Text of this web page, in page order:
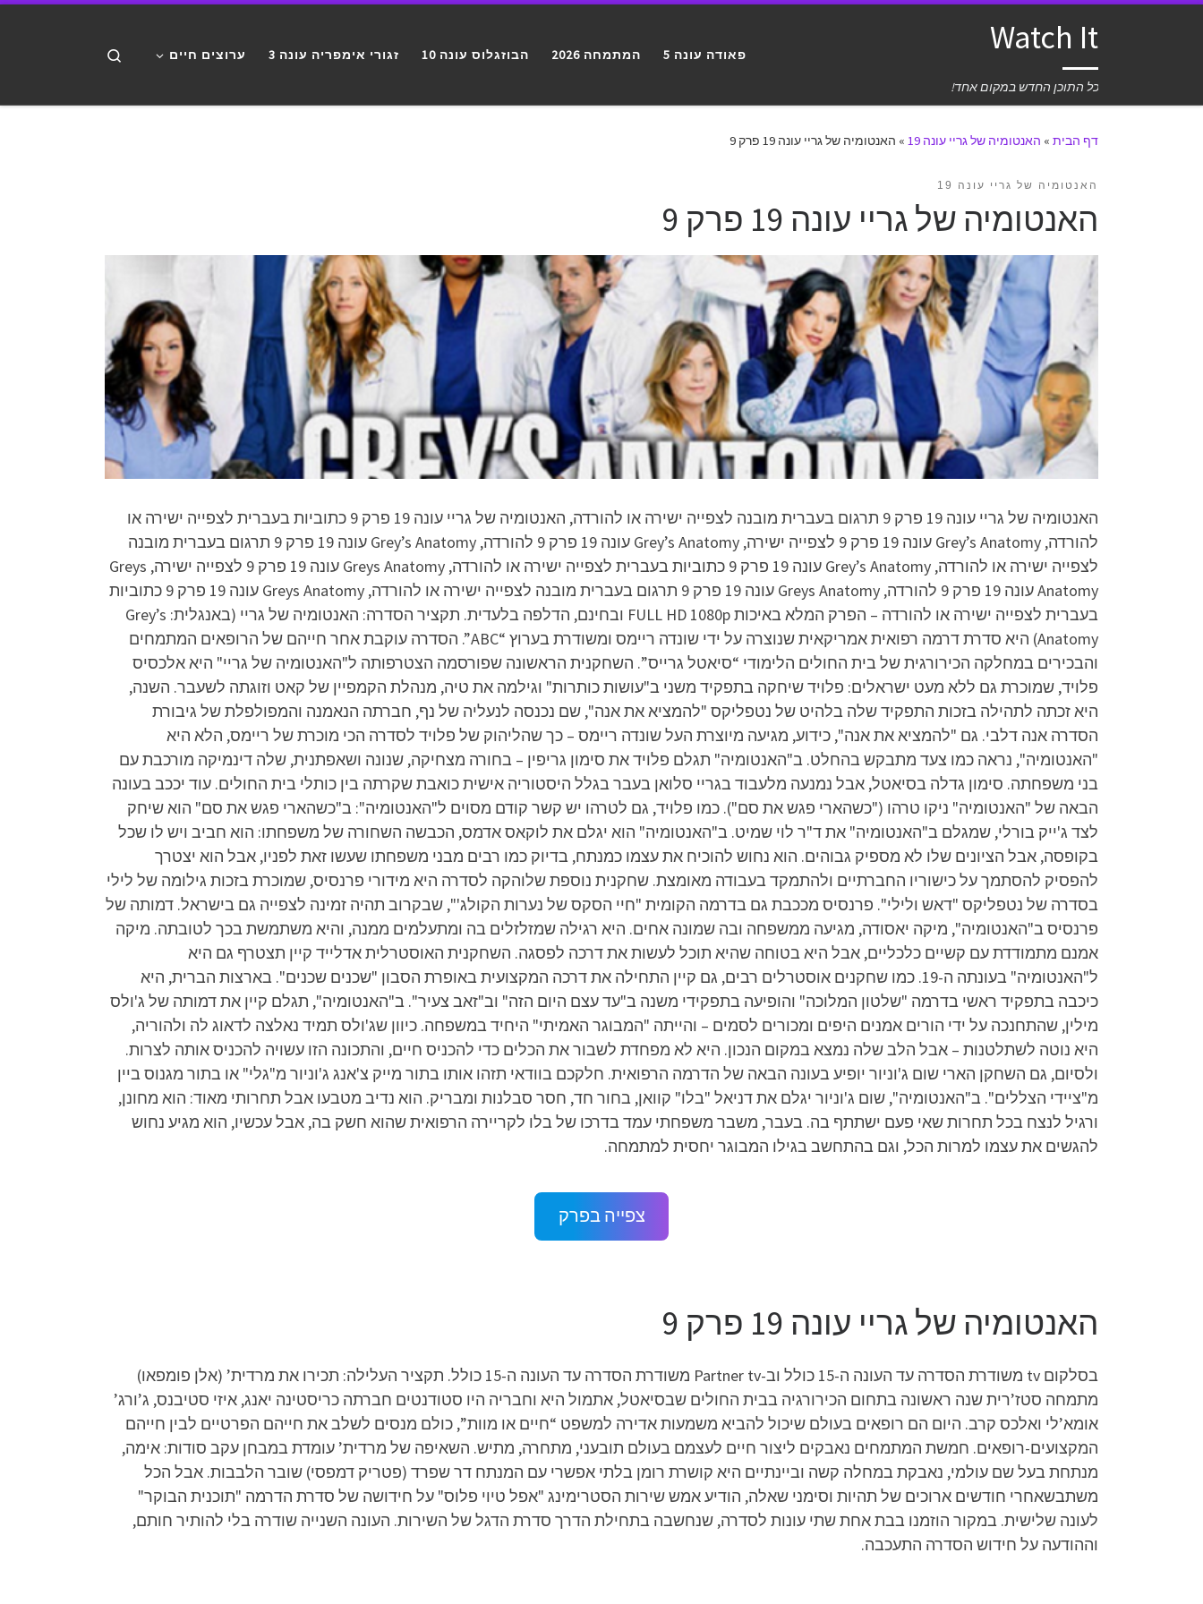
Watch It
כל התוכן החדש במקום אחד!
פאודה עונה 5 המתמחה 2026 הבוזגלוס עונה 10 זגורי אימפריה עונה 3 ערוצים חיים
דף הבית » האנטומיה של גריי עונה 19 » האנטומיה של גריי עונה 19 פרק 9
האנטומיה של גריי עונה 19
האנטומיה של גריי עונה 19 פרק 9
האנטומיה של גריי עונה 19 פרק 9 תרגום בעברית מובנה לצפייה ישירה או להורדה, האנטומיה של גריי עונה 19 פרק 9 כתוביות בעברית לצפייה ישירה או
להורדה, Grey’s Anatomy עונה 19 פרק 9 לצפייה ישירה, Grey’s Anatomy עונה 19 פרק 9 להורדה, Grey’s Anatomy עונה 19 פרק 9 תרגום בעברית מובנה
לצפייה ישירה או להורדה, Grey’s Anatomy עונה 19 פרק 9 כתוביות בעברית לצפייה ישירה או להורדה, Greys Anatomy עונה 19 פרק 9 לצפייה ישירה, Greys
Anatomy עונה 19 פרק 9 להורדה, Greys Anatomy עונה 19 פרק 9 תרגום בעברית מובנה לצפייה ישירה או להורדה, Greys Anatomy עונה 19 פרק 9 כתוביות
בעברית לצפייה ישירה או להורדה – הפרק המלא באיכות FULL HD 1080p ובחינם, הדלפה בלעדית. תקציר הסדרה: האנטומיה של גריי (באנגלית: Grey’s
Anatomy) היא סדרת דרמה רפואית אמריקאית שנוצרה על ידי שונדה ריימס ומשודרת בערוץ “ABC”. הסדרה עוקבת אחר חייהם של הרופאים המתמחים
והבכירים במחלקה הכירורגית של בית החולים הלימודי “סיאטל גרייס”. השחקנית הראשונה שפורסמה הצטרפותה ל"האנטומיה של גריי" היא אלכסיס
פלויד, שמוכרת גם ללא מעט ישראלים: פלויד שיחקה בתפקיד משני ב"עושות כותרות" וגילמה את טיה, מנהלת הקמפיין של קאט וזוגתה לשעבר. השנה,
היא זכתה לתהילה בזכות התפקיד שלה בלהיט של נטפליקס "להמציא את אנה", שם נכנסה לנעליה של נף, חברתה הנאמנה והמפולפלת של גיבורת
הסדרה אנה דלבי. גם "להמציא את אנה", כידוע, מגיעה מיוצרת העל שונדה ריימס – כך שהליהוק של פלויד לסדרה הכי מוכרת של ריימס, הלא היא
"האנטומיה", נראה כמו צעד מתבקש בהחלט. ב"האנטומיה" תגלם פלויד את סימון גריפין – בחורה מצחיקה, שנונה ושאפתנית, שלה דינמיקה מורכבת עם
בני משפחתה. סימון גדלה בסיאטל, אבל נמנעה מלעבוד בגריי סלואן בעבר בגלל היסטוריה אישית כואבת שקרתה בין כותלי בית החולים. עוד יככב בעונה
הבאה של "האנטומיה" ניקו טרהו ("כשהארי פגש את סם"). כמו פלויד, גם לטרהו יש קשר קודם מסוים ל"האנטומיה": ב"כשהארי פגש את סם" הוא שיחק
לצד ג'ייק בורלי, שמגלם ב"האנטומיה" את ד"ר לוי שמיט. ב"האנטומיה" הוא יגלם את לוקאס אדמס, הכבשה השחורה של משפחתו: הוא חביב ויש לו שכל
בקופסה, אבל הציונים שלו לא מספיק גבוהים. הוא נחוש להוכיח את עצמו כמנתח, בדיוק כמו רבים מבני משפחתו שעשו זאת לפניו, אבל הוא יצטרך
להפסיק להסתמך על כישוריו החברתיים ולהתמקד בעבודה מאומצת. שחקנית נוספת שלוהקה לסדרה היא מידורי פרנסיס, שמוכרת בזכות גילומה של לילי
בסדרה של נטפליקס "דאש ולילי". פרנסיס מככבת גם בדרמה הקומית "חיי הסקס של נערות הקולג'", שבקרוב תהיה זמינה לצפייה גם בישראל. דמותה של
פרנסיס ב"האנטומיה", מיקה יאסודה, מגיעה ממשפחה ובה שמונה אחים. היא רגילה שמזלזלים בה ומתעלמים ממנה, והיא משתמשת בכך לטובתה. מיקה
אמנם מתמודדת עם קשיים כלכליים, אבל היא בטוחה שהיא תוכל לעשות את דרכה לפסגה. השחקנית האוסטרלית אדלייד קיין תצטרף גם היא
ל"האנטומיה" בעונתה ה-19. כמו שחקנים אוסטרלים רבים, גם קיין התחילה את דרכה המקצועית באופרת הסבון "שכנים שכנים". בארצות הברית, היא
כיכבה בתפקיד ראשי בדרמה "שלטון המלוכה" והופיעה בתפקידי משנה ב"עד עצם היום הזה" וב"זאב צעיר". ב"האנטומיה", תגלם קיין את דמותה של ג'ולס
מילין, שהתחנכה על ידי הורים אמנים היפים ומכורים לסמים – והייתה "המבוגר האמיתי" היחיד במשפחה. כיוון שג'ולס תמיד נאלצה לדאוג לה ולהוריה,
היא נוטה לשתלטנות – אבל הלב שלה נמצא במקום הנכון. היא לא מפחדת לשבור את הכלים כדי להכניס חיים, והתכונה הזו עשויה להכניס אותה לצרות.
ולסיום, גם השחקן הארי שום ג'וניור יופיע בעונה הבאה של הדרמה הרפואית. חלקכם בוודאי תזהו אותו בתור מייק צ'אנג ג'וניור מ"גלי" או בתור מגנוס ביין
מ"ציידי הצללים". ב"האנטומיה", שום ג'וניור יגלם את דניאל "בלו" קוואן, בחור חד, חסר סבלנות ומבריק. הוא נדיב מטבעו אבל תחרותי מאוד: הוא מחונן,
ורגיל לנצח בכל תחרות שאי פעם ישתתף בה. בעבר, משבר משפחתי עמד בדרכו של בלו לקריירה הרפואית שהוא חשק בה, אבל עכשיו, הוא מגיע נחוש
להגשים את עצמו למרות הכל, וגם בהתחשב בגילו המבוגר יחסית למתמחה.
צפייה בפרק
האנטומיה של גריי עונה 19 פרק 9
בסלקום tv משודרת הסדרה עד העונה ה-15 כולל וב-Partner tv משודרת הסדרה עד העונה ה-15 כולל. תקציר העלילה: תכירו את מרדית’ (אלן פומפאו)
מתמחה סטז’רית שנה ראשונה בתחום הכירורגיה בבית החולים שבסיאטל, אתמול היא וחבריה היו סטודנטים חברתה כריסטינה יאנג, איזי סטיבנס, ג’ורג’
אומא’לי ואלכס קרב. היום הם רופאים בעולם שיכול להביא משמעות אדירה למשפט “חיים או מוות”, כולם מנסים לשלב את חייהם הפרטיים לבין חייהם
המקצועים-רופאים. חמשת המתמחים נאבקים ליצור חיים לעצמם בעולם תובעני, מתחרה, מתיש. השאיפה של מרדית’ עומדת במבחן עקב סודות: אימה,
מנתחת בעל שם עולמי, נאבקת במחלה קשה וביינתיים היא קושרת רומן בלתי אפשרי עם המנתח דר שפרד (פטריק דמפסי) שובר הלבבות. אבל הכל
משתבשאחרי חודשים ארוכים של תהיות וסימני שאלה, הודיע אמש שירות הסטרימינג "אפל טיוי פלוס" על חידושה של סדרת הדרמה "תוכנית הבוקר"
לעונה שלישית. במקור הוזמנו בבת אחת שתי עונות לסדרה, שנחשבה בתחילת הדרך סדרת הדגל של השירות. העונה השנייה שודרה בלי להותיר חותם,
וההודעה על חידוש הסדרה התעכבה.